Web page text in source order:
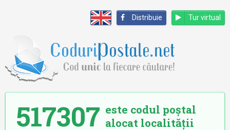
Distribuie Tur virtual
517307 este codul poștal
alocat localității